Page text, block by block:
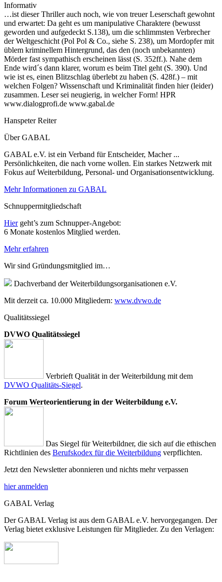
Informativ
…ist dieser Thriller auch noch, wie von treuer Leserschaft gewohnt
und erwartet: Da geht es um manipulative Charaktere (bewusst
geworden und aufgedeckt S.138), um die schlimmsten Verbrecher
der Weltgeschicht (Pol Pol & Co., siehe S. 238), um Mordopfer mit
üblem kriminellem Hintergrund, das den (noch unbekannten)
Mörder fast sympathisch erscheinen lässt (S. 352ff.). Nahe dem
Ende wird´s dann klarer, worum es beim Titel geht (S. 390). Und
wie ist es, einen Blitzschlag überlebt zu haben (S. 428f.) – mit
welchen Folgen? Wissenschaft und Kriminalität finden hier (leider)
zusammen. Leser sei neugierig, in welcher Form! HPR
www.dialogprofi.de www.gabal.de
Hanspeter Reiter
Über GABAL
GABAL e.V. ist ein Verband für Entscheider, Macher ...
Persönlichkeiten, die nach vorne wollen. Ein starkes Netzwerk mit
Fokus auf Weiterbildung, Personal- und Organisationsentwicklung.
Mehr Informationen zu GABAL
Schnuppermitgliedschaft
Hiergeht’s zum Schnupper-Angebot:
6 Monate kostenlos Mitglied werden.
Mehr erfahren
Wir sind Gründungsmitglied im…
Dachverband der Weiterbildungsorganisationen e.V.
Mit derzeit ca. 10.000 Mitgliedern: www.dvwo.de
Qualitätssiegel
DVWO Qualitätssiegel
Verbrieft Qualität in der Weiterbildung mit dem
DVWO Qualitäts-Siegel.
Forum Werteorientierung in der Weiterbildung e.V.
Das Siegel für Weiterbildner, die sich auf die ethischen
Richtlinien des Berufskodex für die Weiterbildung verpflichten.
Jetzt den Newsletter abonnieren und nichts mehr verpassen
hier anmelden
GABAL Verlag
Der GABAL Verlag ist aus dem GABAL e.V. hervorgegangen. Der
Verlag bietet exklusive Leistungen für Mitglieder. Zu den Verlagen: